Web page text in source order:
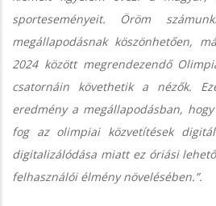
sporteseményeit. Öröm
megállapodásnak köszönhetően,
2024 között megrendezendő
csatornáin követhetik a nézők.
eredmény a megállapodásban,
fog az olimpiai közvetítések
digitalizálódása miatt ez óriási
felhasználói élmény növelésében.”.